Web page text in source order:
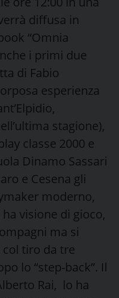
diffusa in
“Omnia
i primi due
di Fabio
esperienza
stagione),
classe 2000 e
Dinamo Sassari
e Cesena gli
moderno,
visione di gioco,
ma si
tiro da tre
lo “step-back”. Il
Rai, lo ha